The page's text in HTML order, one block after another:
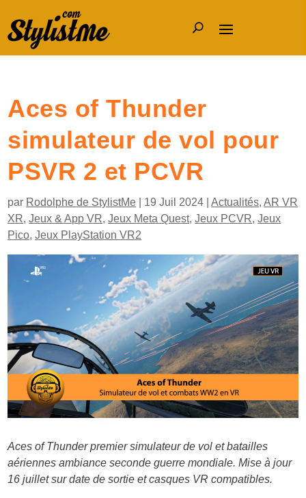
Aces of Thunder
simulateur de vol pour
PSVR 2 et PCVR
par Rodolphe de StylistMe 19 Juil 2024 |Actualités,AR VR
XR,Jeux & App VR,Jeux Meta Quest,Jeux PCVR,Jeux
Pico,Jeux PlayStation VR2
Aces of Thunder premier simulateur de vol et batailles
aériennes ambiance seconde guerre mondiale. Mise à jour
16 juillet sur date de sortie et casques VR compatibles.